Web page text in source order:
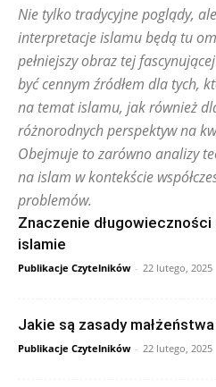
Nie tylko tradycyjne poglądy,
interpretacje islamu będą tu
pełniejszy obraz tej
być cennym źródłem dla tych,
na temat islamu, jak również
różnorodnych perspektyw na
Obejmuje to zarówno analizy
na islam w kontekście
problemów.
Znaczenie
islamie
Publikacje Czytelników - 22 lutego, 2025
Jakie są zasady
Publikacje Czytelników - 22 lutego, 2025